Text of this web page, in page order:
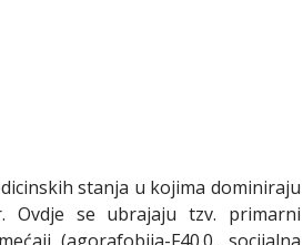
stanja u kojima dominiraju
Ovdje se ubrajaju tzv. primarni